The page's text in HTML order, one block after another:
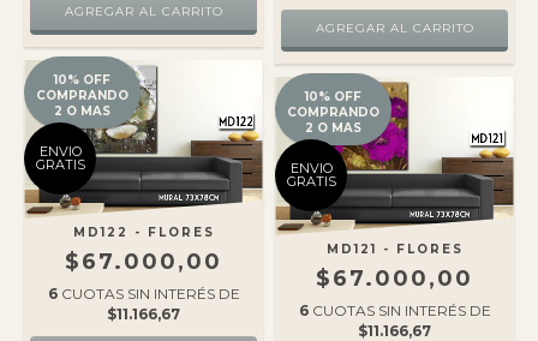
10% OFF
COMPRANDO
2 O MAS
ENVIO
GRATIS
MD122 - FLORES
$67.000,00
6 CUOTAS SIN INTERÉS DE
$11.166,67
10% OFF
COMPRANDO
2 O MAS
ENVIO
GRATIS
MD121 - FLORES
$67.000,00
6 CUOTAS SIN INTERÉS DE
$11.166,67